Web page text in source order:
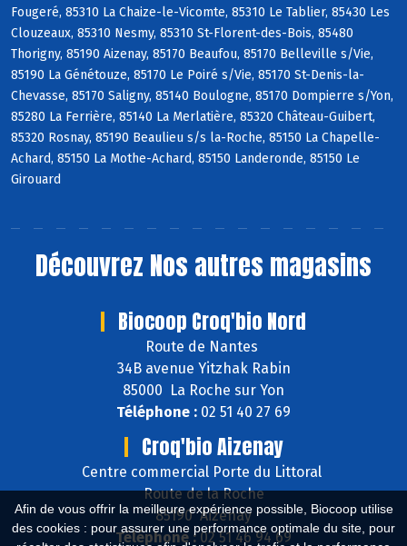
Afin de vous offrir la meilleure expérience possible, Biocoop utilise
des cookies : pour assurer une performance optimale du site, pour
Fougeré, 85310 La Chaize-le-Vicomte, 85310 Le Tablier, 85430 Les
Clouzeaux, 85310 Nesmy, 85310 St-Florent-des-Bois, 85480
Thorigny, 85190 Aizenay, 85170 Beaufou, 85170 Belleville s/Vie,
85190 La Génétouze, 85170 Le Poiré s/Vie, 85170 St-Denis-la-
Chevasse, 85170 Saligny, 85140 Boulogne, 85170 Dompierre s/Yon,
85280 La Ferrière, 85140 La Merlatière, 85320 Château-Guibert,
85320 Rosnay, 85190 Beaulieu s/s la-Roche, 85150 La Chapelle-
Achard, 85150 La Mothe-Achard, 85150 Landeronde, 85150 Le
Girouard
Découvrez Nos autres magasins
Biocoop Croq'bio Nord
Route de Nantes
34B avenue Yitzhak Rabin
85000 La Roche sur Yon
Téléphone : 02 51 40 27 69
Croq'bio Aizenay
Centre commercial Porte du Littoral
Route de la Roche
85190 Aizenay
Téléphone :02 51 46 94 69